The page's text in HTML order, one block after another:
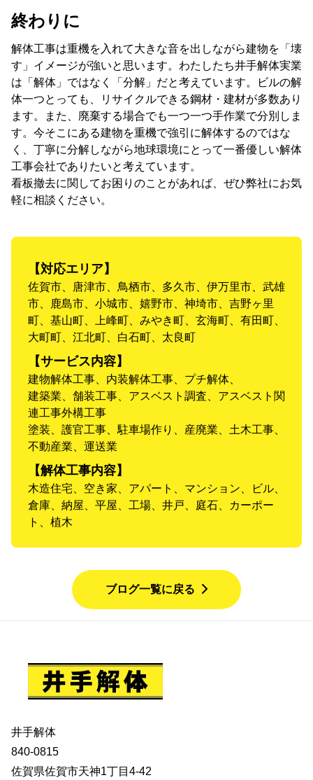
終わりに
解体工事は重機を入れて大きな音を出しながら建物を「壊
す」イメージが強いと思います。わたしたち井手解体実業
は「解体」ではなく「分解」だと考えています。ビルの解
体一つとっても、リサイクルできる鋼材・建材が多数あり
ます。また、廃棄する場合でも一つ一つ手作業で分別しま
す。今そこにある建物を重機で強引に解体するのではな
く、丁寧に分解しながら地球環境にとって一番優しい解体
工事会社でありたいと考えています。
看板撤去に関してお困りのことがあれば、ぜひ弊社にお気
軽に相談ください。
【対応エリア】
佐賀市、唐津市、鳥栖市、多久市、伊万里市、武雄
市、鹿島市、小城市、嬉野市、神埼市、吉野ヶ里
町、基山町、上峰町、みやき町、玄海町、有田町、
大町町、江北町、白石町、太良町
【サービス内容】
建物解体工事、内装解体工事、プチ解体、
建築業、舗装工事、アスベスト調査、アスベスト関
連工事外構工事
塗装、護官工事、駐車場作り、産廃業、土木工事、
不動産業、運送業
【解体工事内容】
木造住宅、空き家、アパート、マンション、ビル、
倉庫、納屋、平屋、工場、井戸、庭石、カーポー
ト、植木
ブログ一覧に戻る
井手解体
840-0815
佐賀県佐賀市天神1丁目4-42